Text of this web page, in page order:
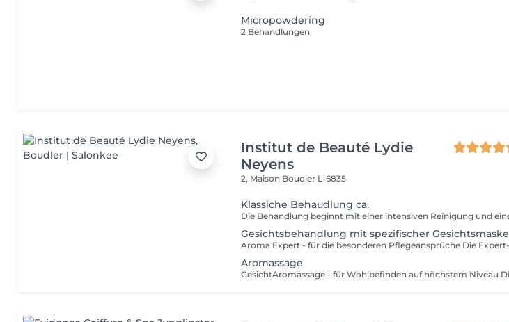
Micropowdering
2 Behandlungen
Institut de Beauté Lydie
Neyens
2, Maison Boudler L-6835
Klassiche Behaudlung ca.
Gesichtsbehandlung mit spezifischer Gesichtsmaske
Aromassage